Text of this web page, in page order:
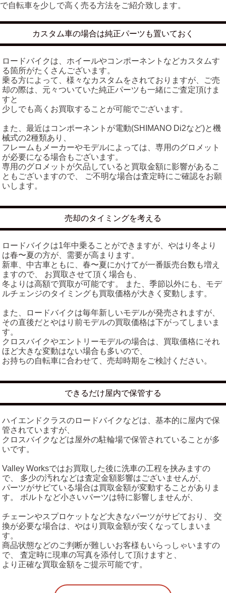
で自転車を少しで高く売る方法をご紹介致します。
カスタム車の場合は純正パーツも置いておく
ロードバイクは、ホイールやコンポーネントなどカスタムす
る箇所がたくさんございます。
乗る方によって、様々なカスタムをされておりますが、ご売
却の際は、元々ついていた純正パーツも一緒にご査定頂けま
すと
少しでも高くお買取することが可能でございます。
また、最近はコンポーネントが電動(SHIMANO Di2など)と機
械式の2種類あり、
フレームもメーカーやモデルによっては、専用のグロメット
が必要になる場合もございます。
専用のグロメットが欠品していると買取金額に影響があるこ
ともございますので、 ご不明な場合は査定時にご確認をお願
いします。
売却のタイミングを考える
ロードバイクは1年中乗ることができますが、やはり冬より
は春〜夏の方が、需要が高まります。
新車、中古車ともに、春〜夏にかけてが一番販売台数も増え
ますので、 お買取させて頂く場合も、
冬よりは高額で買取が可能です。 また、季節以外にも、モデ
ルチェンジのタイミングも買取価格が大きく変動します。
また、ロードバイクは毎年新しいモデルが発売されますが、
その直後だとやはり前モデルの買取価格は下がってしまいま
す。
クロスバイクやエントリーモデルの場合は、買取価格にそれ
ほど大きな変動はない場合も多いので、
お持ちの自転車に合わせて、売却時期をご検討ください。
できるだけ屋内で保管する
ハイエンドクラスのロードバイクなどは、基本的に屋内で保
管されていますが、
クロスバイクなどは屋外の駐輪場で保管されていることが多
いです。
Valley Worksではお買取した後に洗車の工程を挟みますの
で、 多少の汚れなどは査定金額影響はございませんが、
パーツがサビている場合は買取金額が変動することがありま
す。 ボルトなど小さいパーツは特に影響しませんが、
チェーンやスプロケットなど大きなパーツがサビており、 交
換が必要な場合は、やはり買取金額が安くなってしまいま
す。
商品状態などのご判断が難しいお客様もいらっしゃいますの
で、 査定時に現車の写真を添付して頂けますと、
より正確な買取金額をご提示可能です。